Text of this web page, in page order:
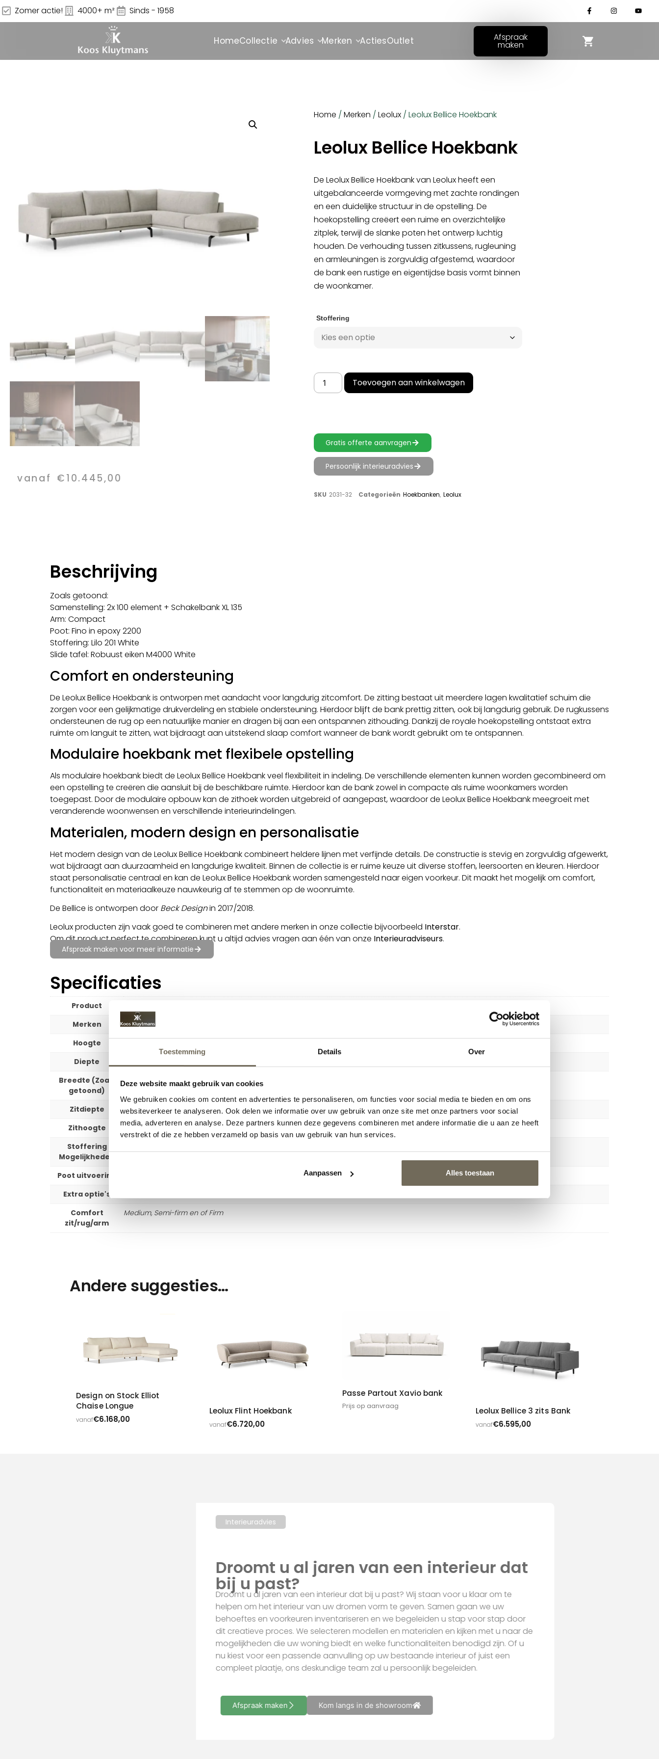
Toestemming Details Over
Deze website maakt gebruik van cookies
We gebruiken cookies om content en advertenties te personaliseren, om functies voor social media te bieden en om ons
websiteverkeer te analyseren. Ook delen we informatie over uw gebruik van onze site met onze partners voor social
media, adverteren en analyse. Deze partners kunnen deze gegevens combineren met andere informatie die u aan ze heeft
verstrekt of die ze hebben verzameld op basis van uw gebruik van hun services.
Aanpassen Alles toestaan
Zomer actie! 4000+ m² Sinds - 1958
HomeCollectie Advies Merken ActiesOutlet Afspraak
maken
vanaf €10.445,00
Home / Merken / Leolux / Leolux Bellice Hoekbank
Leolux Bellice Hoekbank
De Leolux Bellice Hoekbank van Leoluxheeft een
uitgebalanceerde vormgeving met zachte rondingen
en een duidelijke structuur in de opstelling. De
hoekopstelling creëert een ruime en overzichtelijke
zitplek, terwijl de slanke poten het ontwerp luchtig
houden. De verhouding tussen zitkussens, rugleuning
en armleuningen is zorgvuldig afgestemd, waardoor
de bank een rustige en eigentijdse basis vormt binnen
de woonkamer.
Stoffering
Toevoegen aan winkelwagen
Gratis offerte aanvragen
Persoonlijk interieuradvies
SKU 2031-32 Categorieën Hoekbanken, Leolux
Beschrijving
Zoals getoond:
Samenstelling: 2x 100 element + Schakelbank XL 135
Arm: Compact
Poot: Fino in epoxy 2200
Stoffering: Lilo 201 White
Slide tafel: Robuust eiken M4000 White
Comfort en ondersteuning
De Leolux Bellice Hoekbank is ontworpen met aandacht voor langdurig zitcomfort. De zitting bestaat uit meerdere lagen kwalitatief schuim die
zorgen voor een gelijkmatige drukverdeling en stabiele ondersteuning. Hierdoor blijft de bank prettig zitten, ook bij langdurig gebruik. De rugkussens
ondersteunen de rug op een natuurlijke manier en dragen bij aan een ontspannen zithouding. Dankzij de royale hoekopstelling ontstaat extra
ruimte om languit te zitten, wat bijdraagt aan uitstekend slaap comfort wanneer de bank wordt gebruikt om te ontspannen.
Modulaire hoekbank met flexibele opstelling
Als modulaire hoekbank biedt de Leolux Bellice Hoekbank veel flexibiliteit in indeling. De verschillende elementen kunnen worden gecombineerd om
een opstelling te creëren die aansluit bij de beschikbare ruimte. Hierdoor kan de bank zowel in compacte als ruime woonkamers worden
toegepast. Door de modulaire opbouw kan de zithoek worden uitgebreid of aangepast, waardoor de Leolux Bellice Hoekbank meegroeit met
veranderende woonwensen en verschillende interieurindelingen.
Materialen, modern design en personalisatie
Het modern design van de Leolux Bellice Hoekbank combineert heldere lijnen met verfijnde details. De constructie is stevig en zorgvuldig afgewerkt,
wat bijdraagt aan duurzaamheid en langdurige kwaliteit. Binnen de collectie is er ruime keuze uit diverse stoffen, leersoorten en kleuren. Hierdoor
staat personalisatie centraal en kan de Leolux Bellice Hoekbank worden samengesteld naar eigen voorkeur. Dit maakt het mogelijk om comfort,
functionaliteit en materiaalkeuze nauwkeurig af te stemmen op de woonruimte.
De Bellice is ontworpen door Beck Designin 2017/2018.
Leolux producten zijn vaak goed te combineren met andere merken in onze collectie bijvoorbeeld Interstar.
Om dit product perfect te combineren kunt u altijd advies vragen aan één van onze Interieuradviseurs.
Afspraak maken voor meer informatie
Specificaties
Product
Merken
Leolux
Hoogte
Diepte
Breedte (Zoals
getoond)
322 cm
Zitdiepte
57 cm
Zithoogte
43 cm
Stoffering
Mogelijkheden
Poot uitvoering
Extra optie's
Comfort
zit/rug/arm
Medium, Semi-firm en of Firm
Andere suggesties…
Design on Stock Elliot
Chaise Longue
vanaf€6.168,00
Leolux Flint Hoekbank
vanaf€6.720,00
Passe Partout Xavio bank
Prijs op aanvraag Leolux Bellice 3 zits Bank
vanaf€6.595,00
Interieuradvies
bij u past?
Droomt u al jaren van een interieur dat bij u past? Wij staan voor u klaar om te
helpen om het interieur van uw dromen vorm te geven. Samen gaan we uw
behoeftes en voorkeuren inventariseren en we begeleiden u stap voor stap door
dit creatieve proces. We selecteren modellen en materialen en kijken met u naar de
mogelijkheden die uw woning biedt en welke functionaliteiten benodigd zijn. Of u
nu kiest voor een passende aanvulling op uw bestaande interieur of juist een
compleet plaatje, ons deskundige team zal u persoonlijk begeleiden.
Afspraak maken Kom langs in de showroom